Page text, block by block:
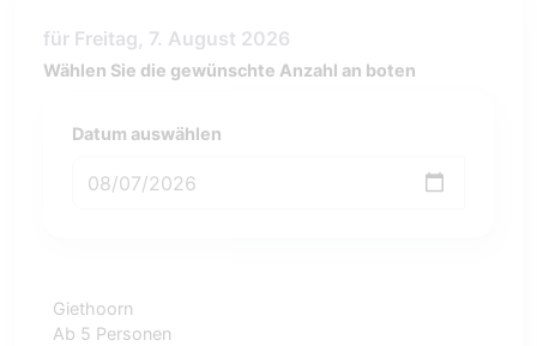
für Freitag, 7. August 2026
Wählen Sie die gewünschte Anzahl an boten
Datum auswählen
Giethoorn
Ab 5 Personen